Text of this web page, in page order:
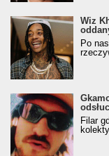
Wiz
Po
Filar